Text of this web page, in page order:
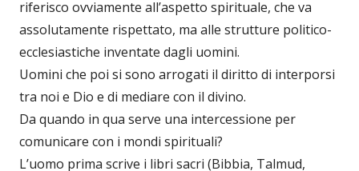
riferisco ovviamente all’aspetto spirituale, che va
assolutamente rispettato, ma alle strutture politico-
ecclesiastiche inventate dagli uomini.
Uomini che poi si sono arrogati il diritto di interporsi
tra noi e Dio e di mediare con il divino.
Da quando in qua serve una intercessione per
comunicare con i mondi spirituali?
L’uomo prima scrive i libri sacri (Bibbia, Talmud,